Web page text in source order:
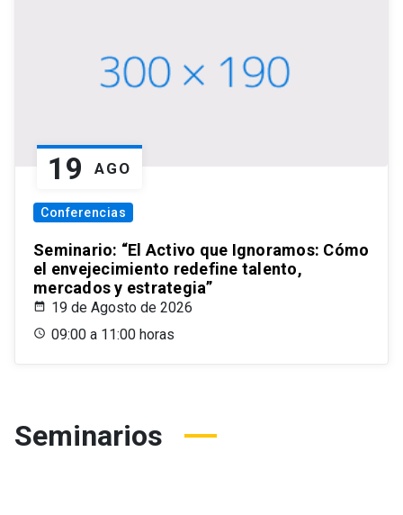
19 AGO
Conferencias
Seminario: “El Activo que Ignoramos: Cómo
el envejecimiento redefine talento,
mercados y estrategia”
19 de Agosto de 2026
09:00 a 11:00 horas
Seminarios